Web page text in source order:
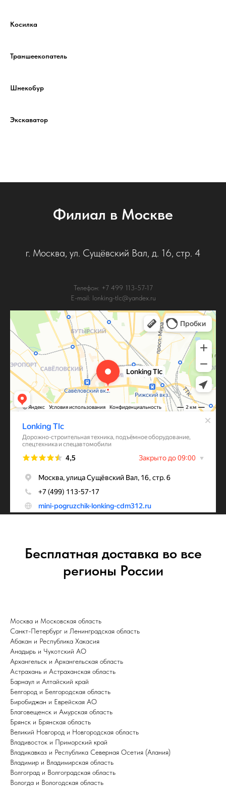
Косилка
Траншеекопатель
Шнекобур
Экскаватор
Филиал в Москве
г. Москва, ул. Сущёвский Вал, д. 16, стр. 4
Телефон: +7 499 113-57-17
E-mail: lonking-tlc@yandex.ru
Бесплатная доставка во все
регионы России
Москва и Московская область
Санкт-Петербург и Ленинградская область
Абакан и Республика Хакасия
Анадырь и Чукотский АО
Архангельск и Архангельская область
Астрахань и Астраханская область
Барнаул и Алтайский край
Белгород и Белгородская область
Биробиджан и Еврейская АО
Благовещенск и Амурская область
Брянск и Брянская область
Великий Новгород и Новгородская область
Владивосток и Приморский край
Владикавказ и Республика Северная Осетия (Алания)
Владимир и Владимирская область
Волгоград и Волгоградская область
Вологда и Вологодская область